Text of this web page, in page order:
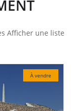
Afficher une liste
À vendre